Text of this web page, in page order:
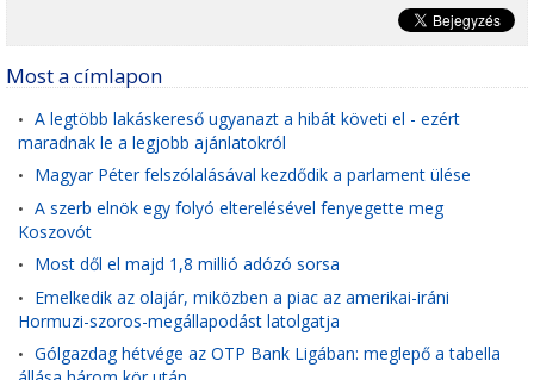
Most a címlapon
• A legtöbb lakáskereső ugyanazt a hibát követi el - ezért
maradnak le a legjobb ajánlatokról
• Magyar Péter felszólalásával kezdődik a parlament ülése
• A szerb elnök egy folyó elterelésével fenyegette meg
Koszovót
• Most dől el majd 1,8 millió adózó sorsa
• Emelkedik az olajár, miközben a piac az amerikai-iráni
Hormuzi-szoros-megállapodást latolgatja
• Gólgazdag hétvége az OTP Bank Ligában: meglepő a tabella